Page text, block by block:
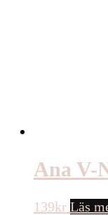
Ana V-
139kr Läs